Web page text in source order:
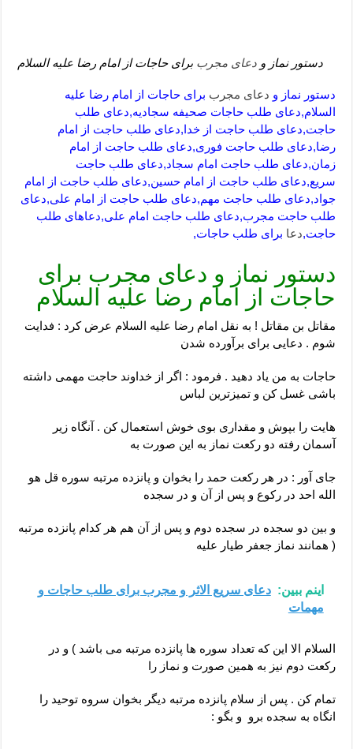
دستور نماز و دعای مجرب برای حاجات از امام رضا علیه السلام
دستور نماز و دعای مجرب برای حاجات از امام رضا علیه
السلام,دعای طلب حاجات صحیفه سجادیه,دعای طلب
حاجت,دعای طلب حاجت از خدا,دعای طلب حاجت از امام
رضا,دعای طلب حاجت فوری,دعای طلب حاجت از امام
زمان,دعای طلب حاجت امام سجاد,دعای طلب حاجت
سریع,دعای طلب حاجت از امام حسین,دعای طلب حاجت از امام
جواد,دعای طلب حاجت مهم,دعای طلب حاجت از امام علی,دعای
طلب حاجت مجرب,دعای طلب حاجت امام علی,دعاهای طلب
حاجت,دعا برای طلب حاجات,
دستور نماز و دعای مجرب برای
حاجات از امام رضا علیه السلام
مقاتل بن مقاتل ! به نقل امام رضا علیه السلام عرض کرد : فدایت
شوم . دعایی برای برآورده شدن
حاجات به من یاد دهید . فرمود : اگر از خداوند حاجت مهمی داشته
باشی غسل کن و تمیزترین لباس
هایت را بپوش و مقداری بوی خوش استعمال کن . آنگاه زیر
آسمان رفته دو رکعت نماز به این صورت به
جای آور : در هر رکعت حمد را بخوان و پانزده مرتبه سوره قل هو
الله احد در رکوع و پس از آن و در سجده
و بین دو سجده در سجده دوم و پس از آن هم هر کدام پانزده مرتبه
( همانند نماز جعفر طیار علیه
اینم ببین: دعای سریع الاثر و مجرب برای طلب حاجات و
مهمات
السلام الا این که تعداد سوره ها پانزده مرتبه می باشد ) و در
رکعت دوم نیز به همین صورت و نماز را
تمام کن . پس از سلام پانزده مرتبه دیگر بخوان سروه توحید را
انگاه به سجده برو و بگو :